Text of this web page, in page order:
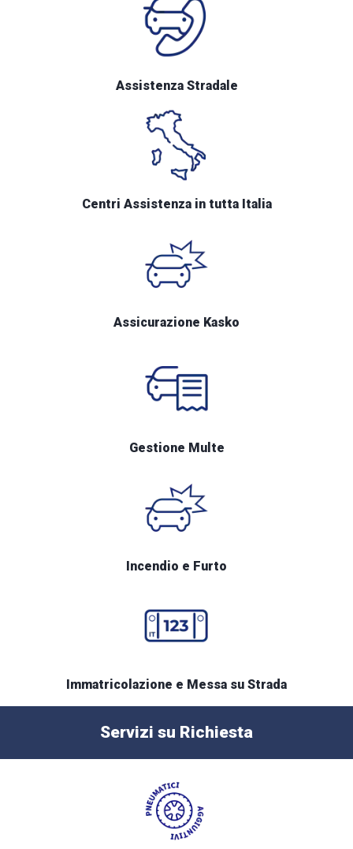
Assistenza Stradale
Centri Assistenza in tutta Italia
Assicurazione Kasko
Gestione Multe
Incendio e Furto
Immatricolazione e Messa su Strada
Servizi su Richiesta